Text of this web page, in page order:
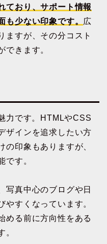
ており、サポート情報
も少ない印象です。 広
ますが、その分コスト
できます。
力です。HTMLやCSS
ザインを追求したい方
の印象もありますが、
です。
写真中心のブログや日
やすくなっています。
める前に方向性をある
。